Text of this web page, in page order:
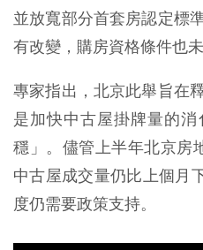
並放寬部分首套房認定標
有改變，購房資格條件也未
專家指出，北京此舉旨在
是加快中古屋掛牌量的
穩」。儘管上半年北京房
中古屋成交量仍比上個月
度仍需要政策支持。